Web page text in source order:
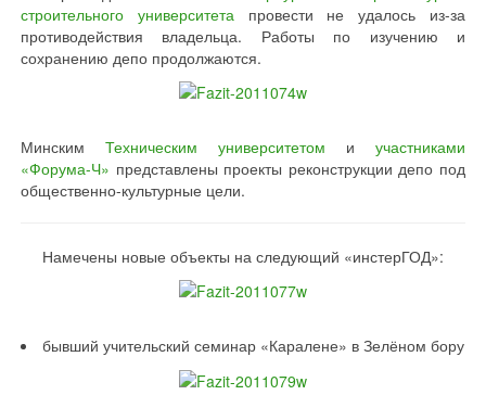
строительного университета провести не удалось из-за
противодействия владельца. Работы по изучению и
сохранению депо продолжаются.
Минским Техническим университетом и участниками
«Форума-Ч» представлены проекты реконструкции депо под
общественно-культурные цели.
Намечены новые объекты на следующий «инстерГОД»:
бывший учительский семинар «Каралене» в Зелёном бору